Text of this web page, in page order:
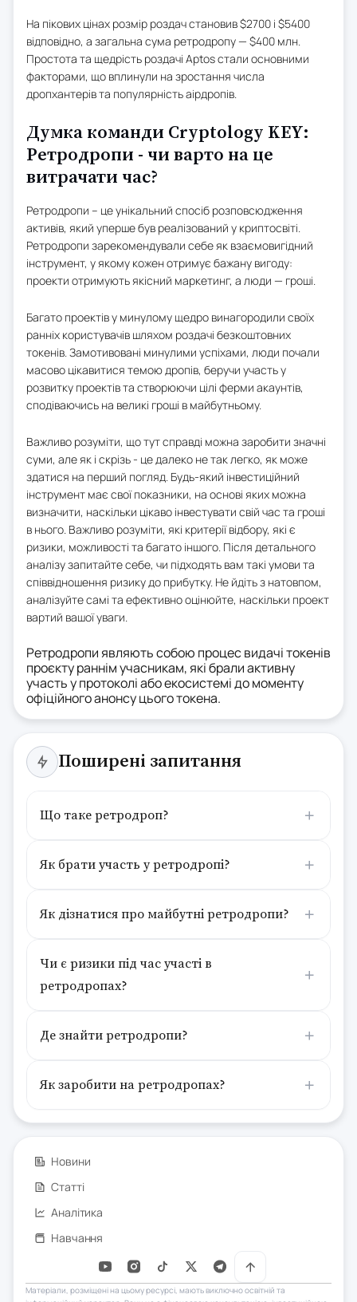
На пікових цінах розмір роздач становив $2700 і $5400
відповідно, а загальна сума ретродропу — $400 млн.
Простота та щедрість роздачі Aptos стали основними
факторами, що вплинули на зростання числа
дропхантерів та популярність аірдропів.
Думка команди Cryptology KEY:
Ретродропи - чи варто на це
витрачати час?
Ретродропи – це унікальний спосіб розповсюдження
активів, який уперше був реалізований у криптосвіті.
Ретродропи зарекомендували себе як взаємовигідний
інструмент, у якому кожен отримує бажану вигоду:
проекти отримують якісний маркетинг, а люди — гроші.
Багато проектів у минулому щедро винагородили своїх
ранніх користувачів шляхом роздачі безкоштовних
токенів. Замотивовані минулими успіхами, люди почали
масово цікавитися темою дропів, беручи участь у
розвитку проектів та створюючи цілі ферми акаунтів,
сподіваючись на великі гроші в майбутньому.
Важливо розуміти, що тут справді можна заробити значні
суми, але як і скрізь - це далеко не так легко, як може
здатися на перший погляд. Будь-який інвестиційний
інструмент має свої показники, на основі яких можна
визначити, наскільки цікаво інвестувати свій час та гроші
в нього. Важливо розуміти, які критерії відбору, які є
ризики, можливості та багато іншого. Після детального
аналізу запитайте себе, чи підходять вам такі умови та
співвідношення ризику до прибутку. Не йдіть з натовпом,
аналізуйте самі та ефективно оцінюйте, наскільки проект
вартий вашої уваги.
Ретродропи являють собою процес видачі токенів
проєкту раннім учасникам, які брали активну
участь у протоколі або екосистемі до моменту
офіційного анонсу цього токена.
Поширені запитання
Що таке ретродроп?
Як брати участь у ретродропі?
Як дізнатися про майбутні ретродропи?
Чи є ризики під час участі в
ретродропах?
Де знайти ретродропи?
Як заробити на ретродропах?
Новини
Статті
Аналітика
Навчання
Матеріали, розміщені на цьому ресурсі, мають виключно освітній та